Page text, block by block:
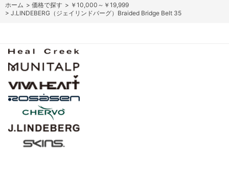
ホーム > 価格で探す > ￥10,000～￥19,999
> J.LINDEBERG（ジェイリンドバーグ）Braided Bridge Belt 35